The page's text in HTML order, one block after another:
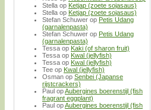
Stella op Ketjap (zoete sojasaus)
Stella op Ketjap (zoete sojasaus)
Stefan Schuwer op Petis Udang
(garnalenpasta)
Stefan Schuwer op Petis Udang
(garnalenpasta)
Tessa op Kaki (of sharon fruit)
Tessa op Kwal (jellyfish)
Tessa op Kwal (jellyfish)
Tee op Kwal (jellyfish)
Osman op Senbei (Japanse
rijstcrackers)
Paul opAubergines boerenstijl (fish
fragrant eggplant)
Paul opAubergines boerenstijl (fish